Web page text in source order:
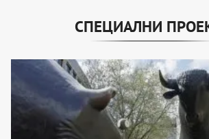
СПЕЦИАЛНИ